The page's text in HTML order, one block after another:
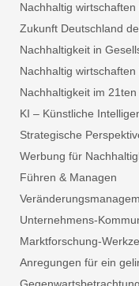
Nachhaltig
Zukunft Deutschland
Nachhaltigkeit in
Nachhaltig
Nachhaltigkeit im
KI – Künstliche
Strategische
Werbung für
Führen & Managen
Unternehmens-
Marktforschung-
Anregungen für ein